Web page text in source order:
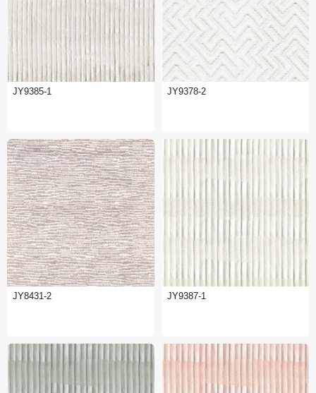
JY9385-1 JY9378-2
JY8431-2 JY9387-1